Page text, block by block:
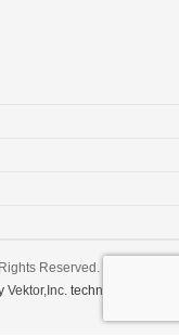
Reserved.
Vektor,Inc. technology.